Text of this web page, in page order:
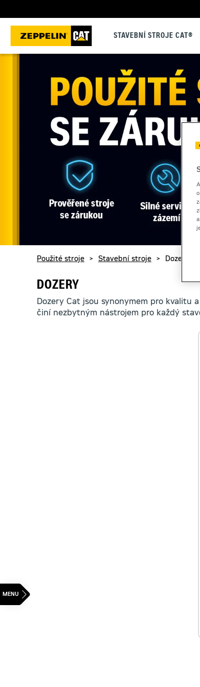
STAVEBNÍ STROJE CAT®
Použité stroje > Stavební stroje > Dozery
DOZERY
Dozery Cat jsou synonymem pro kvalitu
činí nezbytným nástrojem pro každý